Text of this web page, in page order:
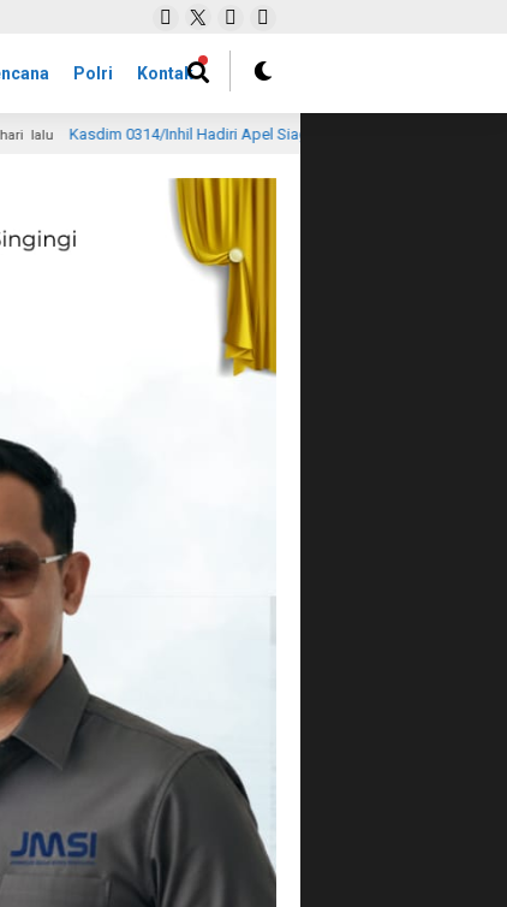
Polri Kontak
Apel Siaga Karhutla, Tegaskan Komitmen TNI Perkuat Pencegahan di